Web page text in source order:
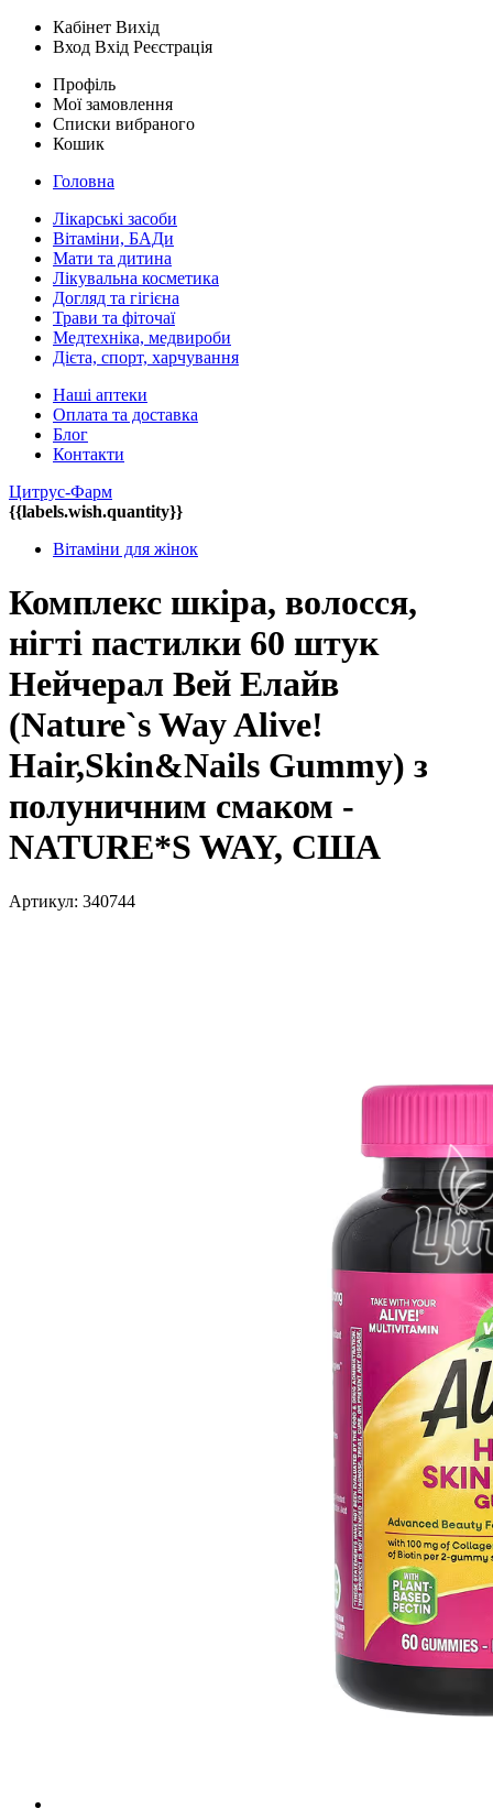
Кабінет Вихід
Вход Вхід Реєстрація
Профіль
Мої замовлення
Списки вибраного
Кошик
Головна
Лікарські засоби
Вітаміни, БАДи
Мати та дитина
Лікувальна косметика
Догляд та гігієна
Трави та фіточаї
Медтехніка, медвироби
Дієта, спорт, харчування
Наші аптеки
Оплата та доставка
Блог
Контакти
Цитрус-Фарм
{{labels.wish.quantity}}
Вітаміни для жінок
Комплекс шкіра, волосся,
нігті пастилки 60 штук
Нейчерал Вей Елайв
(Nature`s Way Alive!
Hair,Skin&Nails Gummy) з
полуничним смаком -
NATURE*S WAY, США
Артикул: 340744